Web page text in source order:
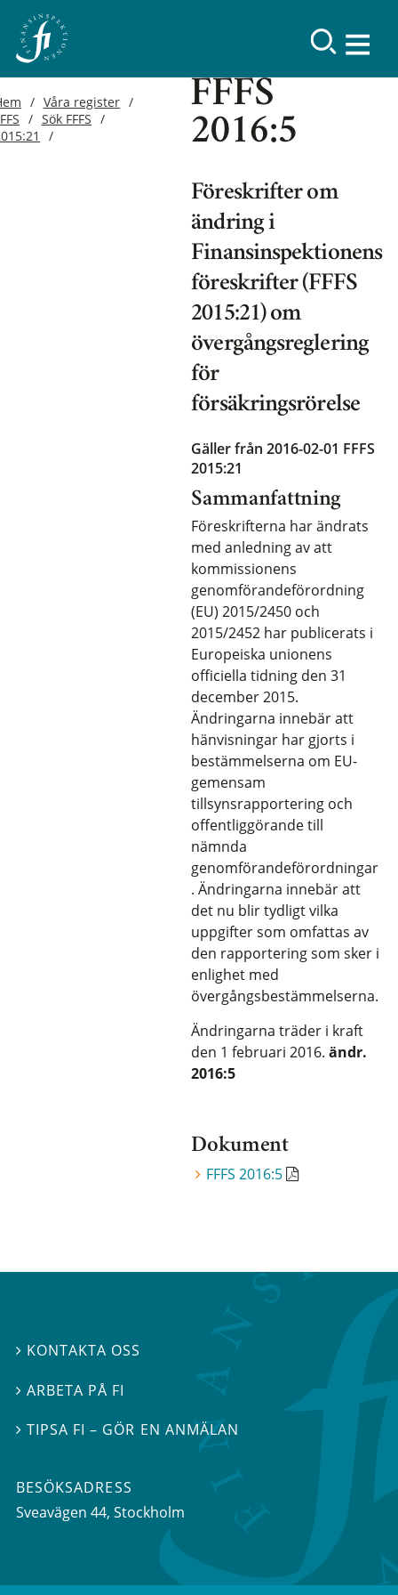
Våra register
Sök FFFS
FFFS
2016:5
Föreskrifter om
ändring i
Finansinspektionens
föreskrifter (FFFS
2015:21) om
övergångsreglering
för
försäkringsrörelse
Gäller från 2016-02-01 FFFS
2015:21
Sammanfattning
Föreskrifterna har ändrats
med anledning av att
kommissionens
genomförandeförordning
(EU) 2015/2450 och
2015/2452 har publicerats i
Europeiska unionens
officiella tidning den 31
december 2015.
Ändringarna innebär att
hänvisningar har gjorts i
bestämmelserna om EU-
gemensam
tillsynsrapportering och
offentliggörande till
nämnda
genomförandeförordningar
. Ändringarna innebär att
det nu blir tydligt vilka
uppgifter som omfattas av
den rapportering som sker i
enlighet med
övergångsbestämmelserna.
Ändringarna träder i kraft
den 1 februari 2016.ändr.
2016:5
Dokument
FFFS 2016:5
 KONTAKTA OSS
 ARBETA PÅ FI
TIPSA FI – GÖR EN ANMÄLAN
BESÖKSADRESS
Sveavägen 44, Stockholm